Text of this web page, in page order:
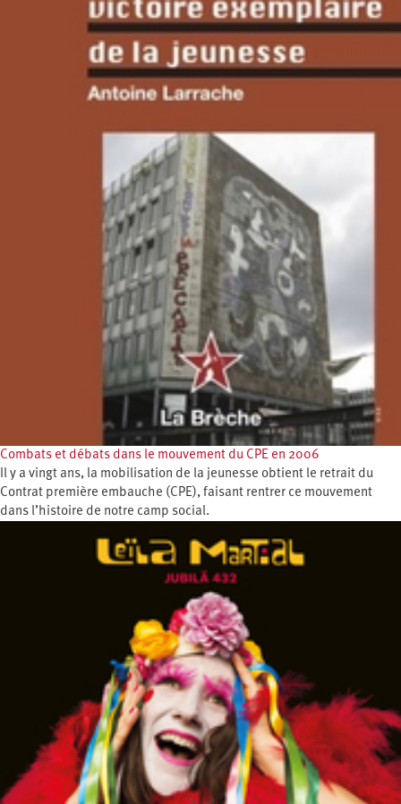
Combats et débats dans le mouvement du CPE en 2006
Il y a vingt ans, la mobilisation de la jeunesse obtient le retrait du
Contrat première embauche (CPE), faisant rentrer ce mouvement
dans l’histoire de notre camp social.